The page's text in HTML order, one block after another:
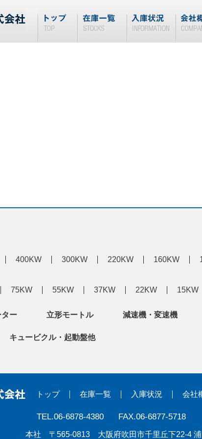
400KW 300KW 220KW 160KW
75KW 55KW 37KW 22KW 15KW
ター 立形モートル 減速機・変速機
キュービクル・起動盤他
トップ 在庫一覧 入庫状況 会社
TEL.06-6878-4380 FAX.06-6877-5718
本社 〒565-0813 大阪府吹田市千里丘下22-4 浦